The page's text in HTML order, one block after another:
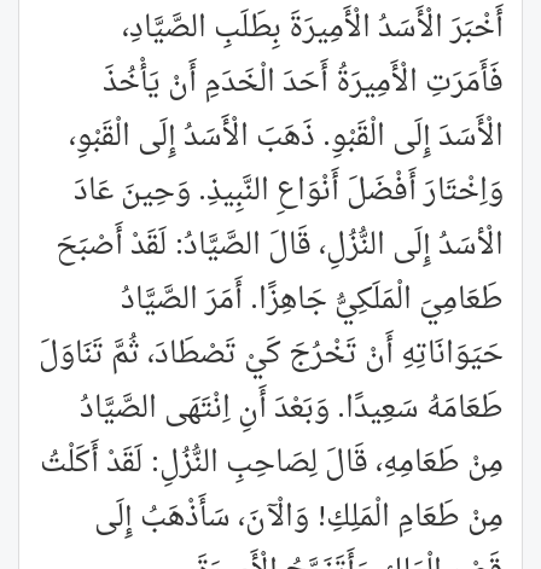
أَخْبَرَ الْأَسَدُ الْأَمِيرَةَ بِطَلَبِ الصَّيَّادِ،
فَأَمَرَتِ الْأَمِيرَةُ أَحَدَ الْخَدَمِ أَنْ يَأْخُذَ
الْأَسَدَ إِلَى الْقَبْوِ. ذَهَبَ الْأَسَدُ إِلَى الْقَبْوِ،
وَاِخْتَارَ أَفْضَلَ أَنْوَاعِ النَّبِيذِ. وَحِينَ عَادَ
الْأسَدُ إِلَى النُّزُلِ، قَالَ الصَّيَّادُ: لَقَدْ أَصْبَحَ
طَعَامِيَ الْمَلَكِيُّ جَاهِزًا. أَمَرَ الصَّيَّادُ
حَيَوَانَاتِهِ أَنْ تَخْرُجَ كَيْ تَصْطَادَ، ثُمَّ تَنَاوَلَ
طَعَامَهُ سَعِيدًا. وَبَعْدَ أَنِ اِنْتَهَى الصَّيَّادُ
مِنْ طَعَامِهِ، قَالَ لِصَاحِبِ النُّزُلِ: لَقَدْ أَكَلْتُ
مِنْ طَعَامِ الْمَلِكِ! وَالْآنَ، سَأَذْهَبُ إِلَى